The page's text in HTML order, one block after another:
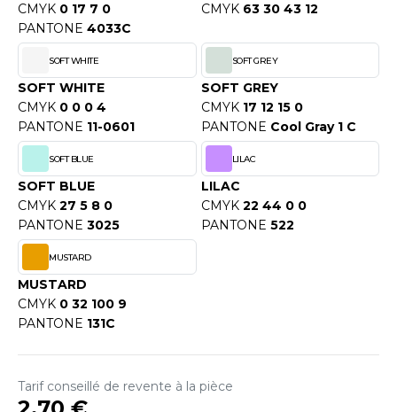
SHIRT
SHIRT
PROFESSIONNELLE
- BLOUSON
COOL
HOODS
T'S
SERIE
CMYK 0 17 7 0
PANTONE 4033C
CMYK 63 30 43 12
SOFT WHITE
SOFT WHITE
CMYK 0 0 0 4
PANTONE 11-0601
SOFT GREY
SOFT GREY
CMYK 17 12 15 0
PANTONE Cool Gray 1 C
SOFT BLUE
SOFT BLUE
CMYK 27 5 8 0
PANTONE 3025
LILAC
LILAC
CMYK 22 44 0 0
PANTONE 522
MUSTARD
MUSTARD
CMYK 0 32 100 9
PANTONE 131C
Tarif conseillé de revente à la pièce